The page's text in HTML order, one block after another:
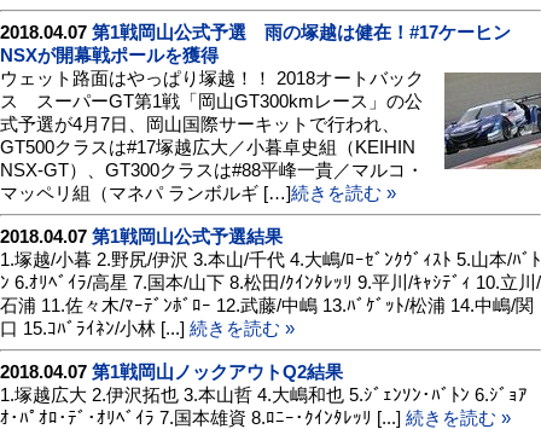
2018.04.07 第1戦岡山公式予選 雨の塚越は健在！#17ケーヒン
NSXが開幕戦ポールを獲得
ウェット路面はやっぱり塚越！！ 2018オートバック
ス スーパーGT第1戦「岡山GT300kmレース」の公
式予選が4月7日、岡山国際サーキットで行われ、
GT500クラスは#17塚越広大／小暮卓史組（KEIHIN
NSX-GT）、GT300クラスは#88平峰一貴／マルコ・
マッペリ組（マネパ ランボルギ […]続きを読む »
2018.04.07 第1戦岡山公式予選結果
1.塚越/小暮 2.野尻/伊沢 3.本山/千代 4.大嶋/ﾛｰｾﾞﾝｸｳﾞｨｽﾄ 5.山本/ﾊﾞﾄ
ﾝ 6.ｵﾘﾍﾞｲﾗ/高星 7.国本/山下 8.松田/ｸｲﾝﾀﾚｯﾘ 9.平川/ｷｬｼﾃﾞｨ 10.立川/
石浦 11.佐々木/ﾏｰﾃﾞﾝﾎﾞﾛｰ 12.武藤/中嶋 13.ﾊﾞｹﾞｯﾄ/松浦 14.中嶋/関
口 15.ｺﾊﾞﾗｲﾈﾝ/小林 [...] 続きを読む »
2018.04.07 第1戦岡山ノックアウトQ2結果
1.塚越広大 2.伊沢拓也 3.本山哲 4.大嶋和也 5.ｼﾞｪﾝｿﾝ･ﾊﾞﾄﾝ 6.ｼﾞｮｱ
ｵ･ﾊﾟｵﾛ･ﾃﾞ･ｵﾘﾍﾞｲﾗ 7.国本雄資 8.ﾛﾆｰ･ｸｲﾝﾀﾚｯﾘ [...] 続きを読む »